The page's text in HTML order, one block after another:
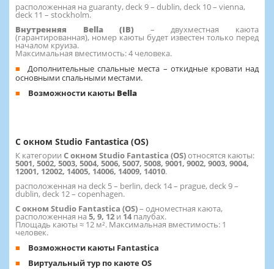
расположенная на guaranty, deck 9 – dublin, deck 10 – vienna,
deck 11 – stockholm.
Внутренняя Bella (IB) – двухместная каюта
(гарантированная), номер каюты будет известен только перед
началом круиза.
Максимальная вместимость: 4 человека.
Дополнительные спальные места – откидные кровати над
основными спальными местами.
Возможности каюты Bella
C окном Studio Fantastica (OS)
К категории C окном Studio Fantastica (OS)относятся каюты:
5001, 5002, 5003, 5004, 5006, 5007, 5008, 9001, 9002, 9003, 9004,
12001, 12002, 14005, 14006, 14009, 14010.
расположенная на deck 5 – berlin, deck 14 – prague, deck 9 –
dublin, deck 12 – copenhagen.
C окном Studio Fantastica (OS)– одноместная каюта,
расположенная на 5, 9, 12 и 14палубах.
Площадь каюты ≈ 12 м². Максимальная вместимость: 1
человек.
Возможности каюты Fantastica
Виртуальный тур по каюте OS